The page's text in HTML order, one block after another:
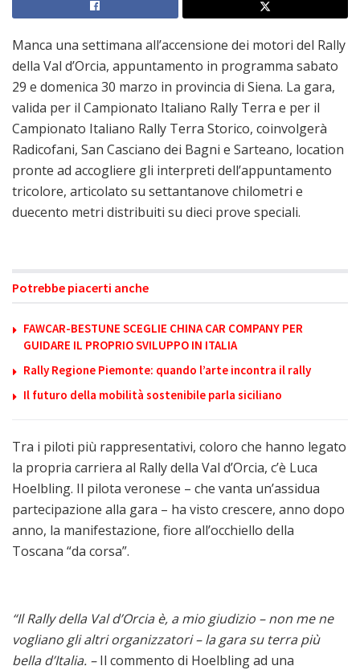
Manca una settimana all’accensione dei motori del Rally
della Val d’Orcia, appuntamento in programma sabato
29 e domenica 30 marzo in provincia di Siena. La gara,
valida per il Campionato Italiano Rally Terra e per il
Campionato Italiano Rally Terra Storico, coinvolgerà
Radicofani, San Casciano dei Bagni e Sarteano, location
pronte ad accogliere gli interpreti dell’appuntamento
tricolore, articolato su settantanove chilometri e
duecento metri distribuiti su dieci prove speciali.
Potrebbe piacerti anche
FAWCAR-BESTUNE SCEGLIE CHINA CAR COMPANY PER
GUIDARE IL PROPRIO SVILUPPO IN ITALIA
Rally Regione Piemonte: quando l’arte incontra il rally
Il futuro della mobilità sostenibile parla siciliano
Tra i piloti più rappresentativi, coloro che hanno legato
la propria carriera al Rally della Val d’Orcia, c’è Luca
Hoelbling. Il pilota veronese – che vanta un’assidua
partecipazione alla gara – ha visto crescere, anno dopo
anno, la manifestazione, fiore all’occhiello della
Toscana “da corsa”.
“Il Rally della Val d’Orcia è, a mio giudizio – non me ne
vogliano gli altri organizzatori – la gara su terra più
bella d’Italia. –Il commento di Hoelbling ad una